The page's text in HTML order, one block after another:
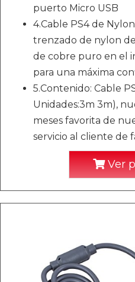
puerto Micro USB
4.Cable PS4 de
trenzado de nylon
de cobre puro en el
para una máxima
5.Contenido: Cable
Unidades:3m 3m),
meses favorita de
servicio al cliente de
Ver